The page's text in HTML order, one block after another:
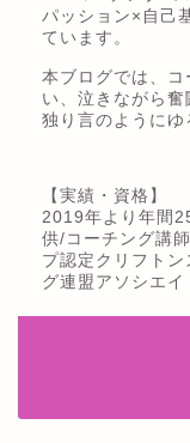
パッション×自己
ています。
本ブログでは、
い、泣きながら奮
独り言のようにゆ
【実績・資格】
2019年より年間
供/コーチング講
プ認定クリフト
グ連盟アソシエイ